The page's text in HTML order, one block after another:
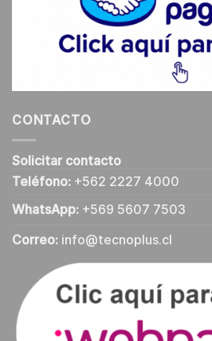
CONTACTO
Solicitar contacto
Teléfono: +562 2227 4000
WhatsApp: +569 5607 7503
Correo: info@tecnoplus.cl